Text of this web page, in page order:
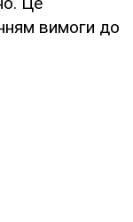
вимоги до